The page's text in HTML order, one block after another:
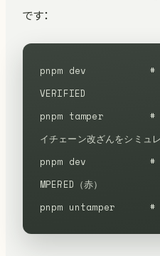
です：
pnpm dev           # 1.
VERIFIED
pnpm tamper        # 2.
イチェーン改ざんをシミュレ
pnpm dev           #
MPERED（赤）
pnpm untamper      #